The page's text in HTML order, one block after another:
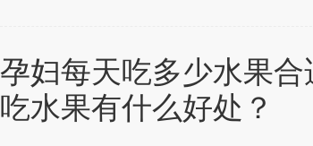
孕妇每天吃多少水果合
吃水果有什么好处？